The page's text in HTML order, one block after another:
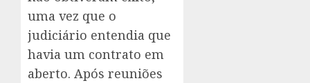
uma vez que o
judiciário entendia que
havia um contrato em
aberto. Após reuniões